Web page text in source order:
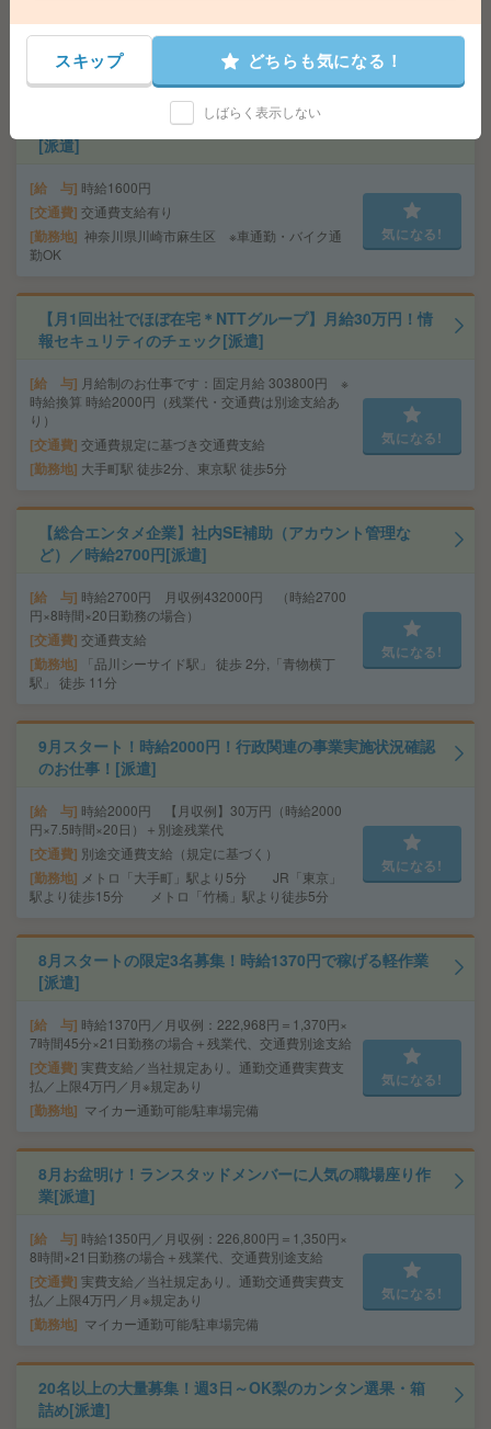
勤務地 JR東海道線 横浜駅 10分/みなとみらい線 新高
島駅 3分
気になる!
高時給！車通勤OK！土日休み！日勤のお仕事！商品検査
[派遣]
給 与 時給1600円
交通費 交通費支給有り
勤務地 神奈川県川崎市麻生区 ※車通勤・バイク通
勤OK
気になる!
【月1回出社でほぼ在宅＊NTTグループ】月給30万円！情
報セキュリティのチェック[派遣]
給 与 月給制のお仕事です：固定月給 303800円 ※
時給換算 時給2000円（残業代・交通費は別途支給あ
り）
交通費 交通費規定に基づき交通費支給
勤務地 大手町駅 徒歩2分、東京駅 徒歩5分
気になる!
【総合エンタメ企業】社内SE補助（アカウント管理な
ど）／時給2700円[派遣]
給 与 時給2700円 月収例432000円 （時給2700
円×8時間×20日勤務の場合）
交通費 交通費支給
勤務地
「品川シーサイド駅」 徒歩 2分,「青物横丁
駅」 徒歩 11分
気になる!
9月スタート！時給2000円！行政関連の事業実施状況確認
のお仕事！[派遣]
給 与 時給2000円 【月収例】30万円（時給2000
円×7.5時間×20日）＋別途残業代
交通費 別途交通費支給（規定に基づく）
勤務地
メトロ「大手町」駅より5分 JR「東京」
駅より徒歩15分 メトロ「竹橋」駅より徒歩5分
気になる!
8月スタートの限定3名募集！時給1370円で稼げる軽作業
[派遣]
給 与 時給1370円／月収例：222,968円＝1,370円×
7時間45分×21日勤務の場合＋残業代、交通費別途支給
交通費 実費支給／当社規定あり。通勤交通費実費支
払／上限4万円／月※規定あり
勤務地 マイカー通勤可能/駐車場完備
気になる!
8月お盆明け！ランスタッドメンバーに人気の職場座り作
業[派遣]
給 与 時給1350円／月収例：226,800円＝1,350円×
8時間×21日勤務の場合＋残業代、交通費別途支給
交通費 実費支給／当社規定あり。通勤交通費実費支
払／上限4万円／月※規定あり
勤務地 マイカー通勤可能/駐車場完備
気になる!
20名以上の大量募集！週3日～OK梨のカンタン選果・箱
詰め[派遣]
スキップ どちらも気になる！
しばらく表示しない